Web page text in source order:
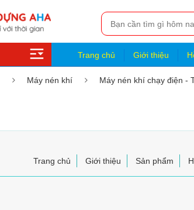
Trang chủ Giới thiệu
Máy nén khí Máy nén khí chạy điện -
Trang chủ Giới thiệu Sản phẩm